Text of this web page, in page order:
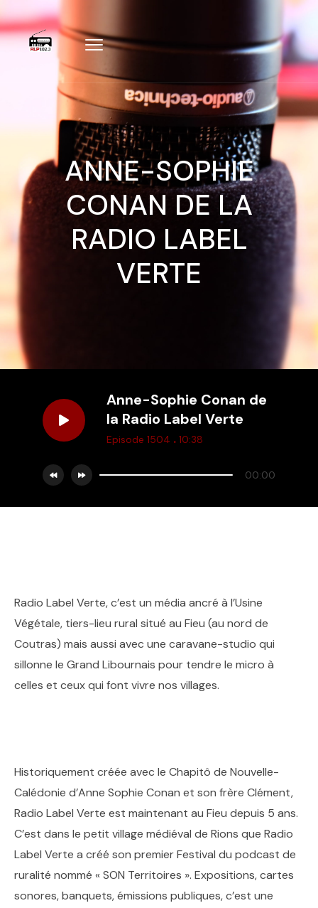
ANNE-SOPHIE
CONAN DE LA
RADIO LABEL
VERTE
Anne-Sophie Conan de
la Radio Label Verte
Episode 1504 . 10:38
00:00
Radio Label Verte, c’est un média ancré à l’Usine
Végétale, tiers-lieu rural situé au Fieu (au nord de
Coutras) mais aussi avec une caravane-studio qui
sillonne le Grand Libournais pour tendre le micro à
celles et ceux qui font vivre nos villages.
Historiquement créée avec le Chapitô de Nouvelle-
Calédonie d’Anne Sophie Conan et son frère Clément,
Radio Label Verte est maintenant au Fieu depuis 5 ans.
C’est dans le petit village médiéval de Rions que Radio
Label Verte a créé son premier Festival du podcast de
ruralité nommé « SON Territoires ». Expositions, cartes
sonores, banquets, émissions publiques, c’est une